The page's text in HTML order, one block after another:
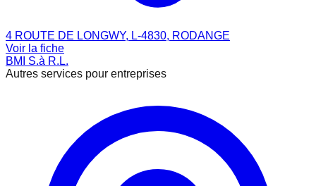
4 ROUTE DE LONGWY, L-4830, RODANGE
Voir la fiche
BMI S.à R.L.
Autres services pour entreprises